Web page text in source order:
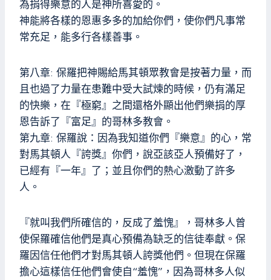
為捐得樂意的人是神所喜愛的。
神能將各樣的恩惠多多的加給你們，使你們凡事常
常充足，能多行各樣善事。
第八章: 保羅把神賜給馬其頓眾教會是按著力量，而
且也過了力量在患難中受大試煉的時候，仍有滿足
的快樂，在『極窮』之間還格外顯出他們樂捐的厚
恩告訴了『富足』的哥林多教會。
第九章: 保羅說：因為我知道你們『樂意』的心，常
對馬其頓人『誇獎』你們，說亞該亞人預備好了，
已經有『一年』了；並且你們的熱心激動了許多
人。
『就叫我們所確信的，反成了羞愧』，哥林多人曾
使保羅確信他們是真心預備為缺乏的信徒奉獻。保
羅因信任他們才對馬其頓人誇獎他們。但現在保羅
擔心這樣信任他們會使自“羞愧”，因為哥林多人似